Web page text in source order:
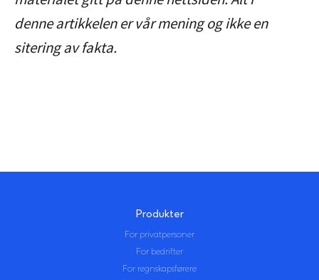
denne artikkelen er vår mening og ikke en
sitering av fakta.
Produkter
For privatpersoner
For bedrifter
For regnskapsførere